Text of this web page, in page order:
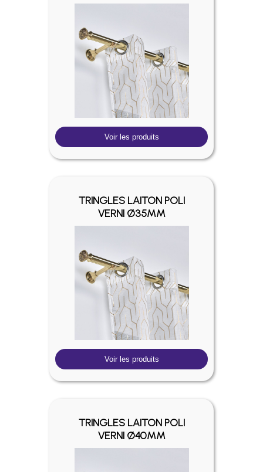
Voir les produits
TRINGLES LAITON POLI
VERNI Ø35MM
Voir les produits
TRINGLES LAITON POLI
VERNI Ø40MM